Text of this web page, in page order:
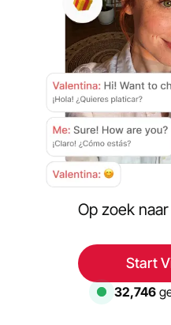
Op zoek
Start
32,746